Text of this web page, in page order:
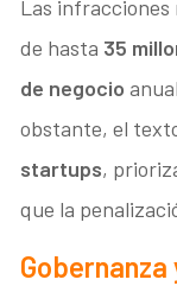
Las infracciones
de hasta 35
de negocio
obstante, el
startups,
que la